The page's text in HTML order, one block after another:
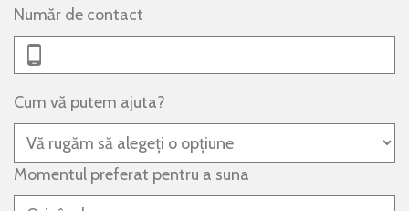
Număr de contact
Cum vă putem ajuta?
Momentul preferat pentru a suna